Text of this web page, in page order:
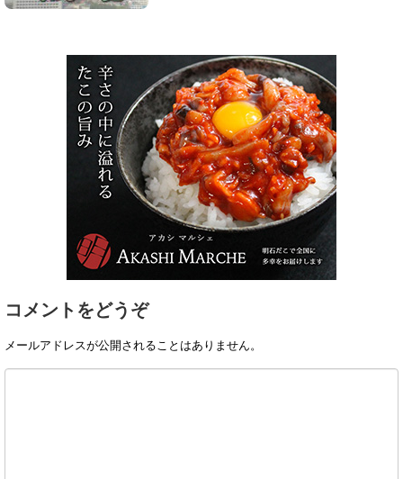
コメントをどうぞ
メールアドレスが公開されることはありません。